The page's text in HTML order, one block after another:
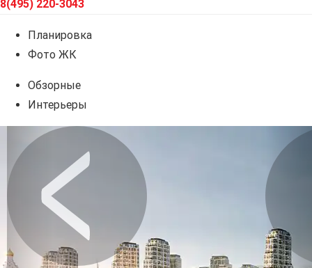
8(495) 220-3043
Планировка
Фото ЖК
Обзорные
Интерьеры